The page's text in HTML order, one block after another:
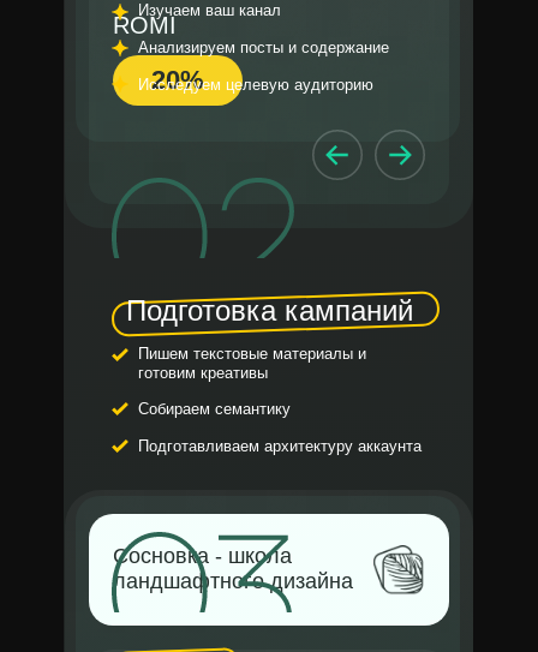
20%
ROMI
Сосновка - школа
ландшафтного дизайна
Пишем текстовые материалы и
готовим креативы
Собираем семантику
Подготавливаем архитектуру аккаунта
Подготовка кампаний
Изучаем ваш канал
Анализируем посты и содержание
Исследуем целевую аудиторию